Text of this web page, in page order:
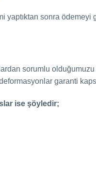
yaptıktan sonra
sorumlu
garanti
ise şöyledir;